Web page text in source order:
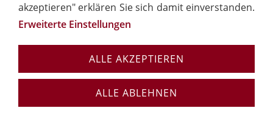
akzeptieren" erklären Sie sich damit einverstanden.
Erweiterte Einstellungen
ALLE AKZEPTIEREN
ALLE ABLEHNEN